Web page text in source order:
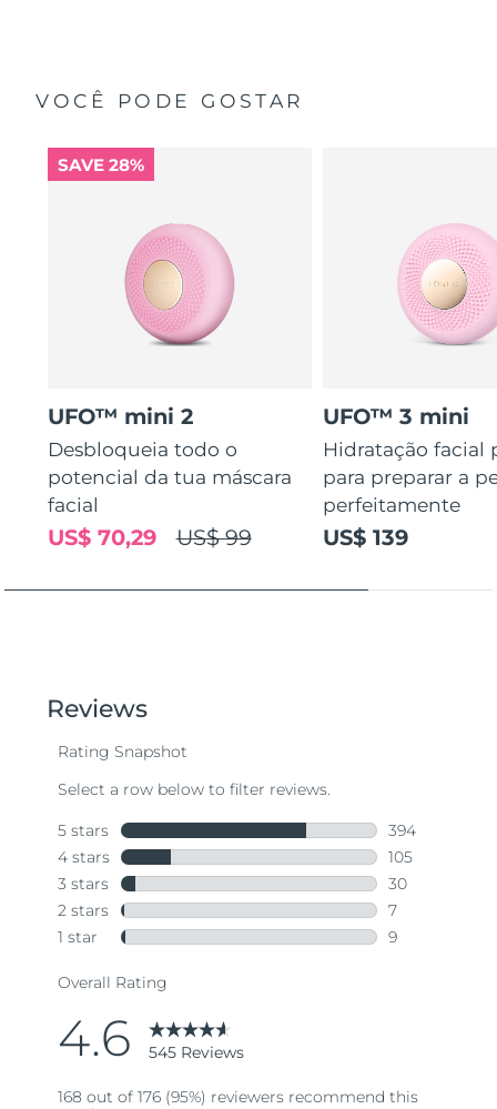
VOCÊ PODE GOSTAR
SAVE 28%
UFO™ mini 2
Desbloqueia todo o
potencial da tua máscara
facial
US$ 99
US$ 70,29
UFO™ 3 mini
Hidratação facial
para preparar a
perfeitamente
US$ 139